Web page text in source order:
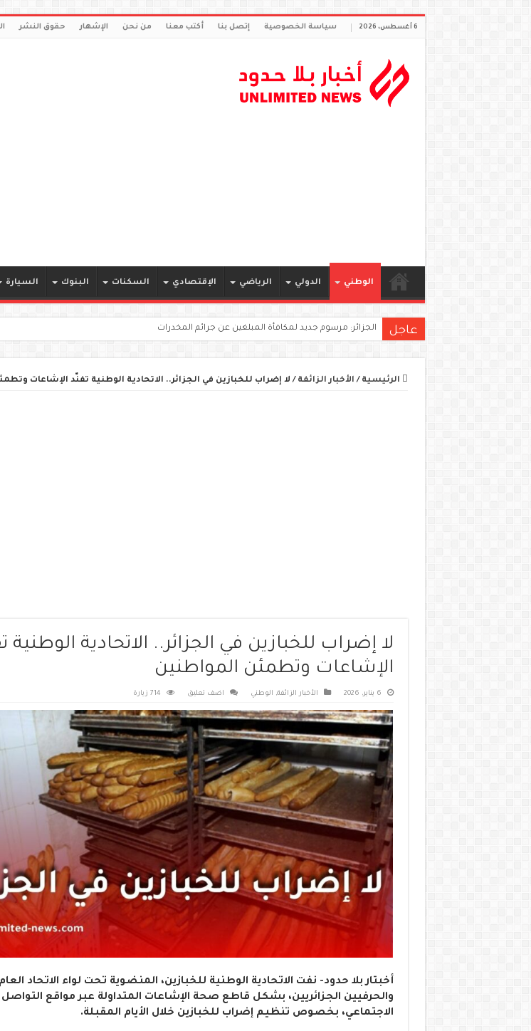
6 أغسطس، 2026 سياسة الخصوصية إتصل بنا أكتب معنا من نحن الإشهار حقوق النشر
الوطني الدولي الرياضي الإقتصادي السكنات البنوك السيارة
عاجل الجزائر: مرسوم جديد لمكافأة المبلغين عن جرائم المخدرات
الرئيسية / الأخبار الزائفة / لا إضراب للخبازين في الجزائر.. الاتحادية الوطنية تفنّد الإشاعات
لا إضراب للخبازين في الجزائر.. الاتحادية الوطنية
الإشاعات وتطمئن المواطنين
6 يناير، 2026 الأخبار الزائفة, الوطني اضف تعليق 714 زيارة
أخبتار بلا حدود- نفت الاتحادية الوطنية للخبازين، المنضوية تحت لواء الاتحاد
والحرفيين الجزائريين، بشكل قاطع صحة الإشاعات المتداولة عبر مواقع التواصل
الاجتماعي، بخصوص تنظيم إضراب للخبازين خلال الأيام المقبلة.